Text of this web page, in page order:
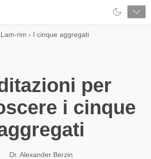
Lam-rim › I cinque aggregati
per
i cinque
Dr. Alexander Berzin